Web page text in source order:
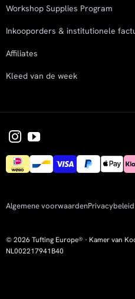
Workshop Supplies Program
Inkooporders & institutionele
Affiliates
Kleed van de week
Algemene voorwaardenPrivacybeleid
© 2026 Tufting Europe® · Kamer van
NL002217941B40